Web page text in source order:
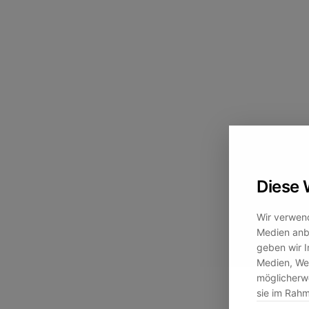
Diese
Wir
Medien
geben wir
Medien,
sie im